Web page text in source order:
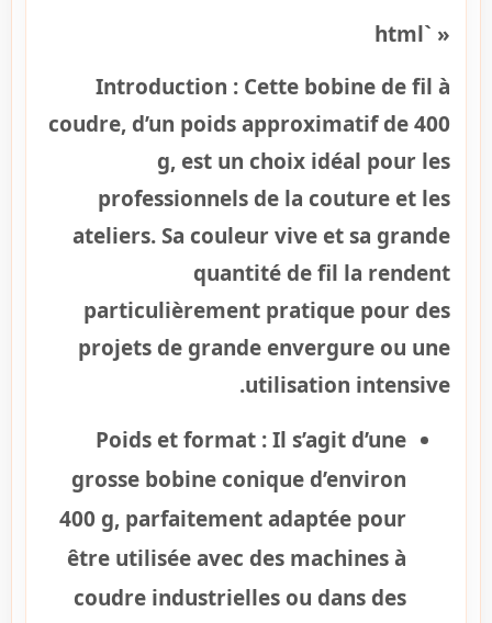
« `html
Introduction : Cette bobine de fil à
coudre, d’un poids approximatif de 400
g, est un choix idéal pour les
professionnels de la couture et les
ateliers. Sa couleur vive et sa grande
quantité de fil la rendent
particulièrement pratique pour des
projets de grande envergure ou une
utilisation intensive.
Poids et format :Il s’agit d’une
grosse bobine conique d’environ
400 g, parfaitement adaptée pour
être utilisée avec des machines à
coudre industrielles ou dans des